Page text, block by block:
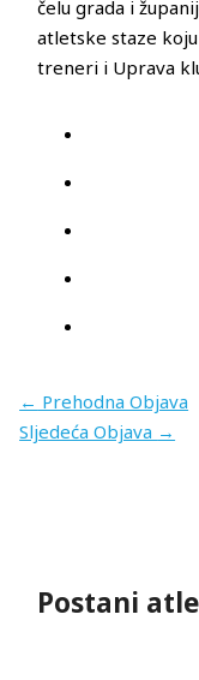
čelu grada i
atletske staze
treneri i Uprava
← Prehodna Objava
Sljedeća Objava →
Postani